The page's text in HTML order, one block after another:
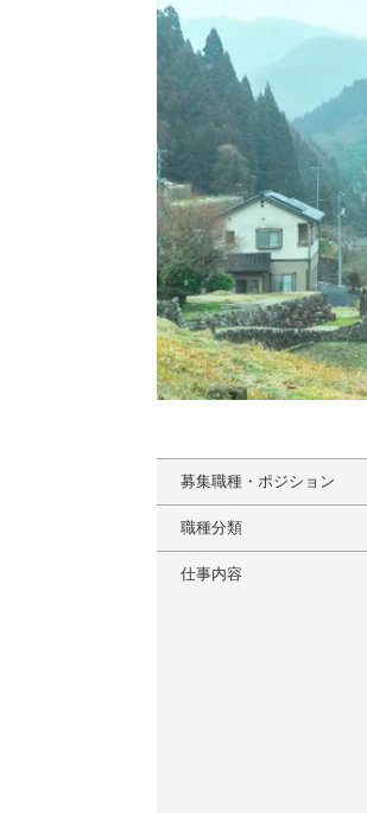
募集職種・ポジション
職種分類
仕事内容